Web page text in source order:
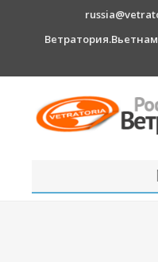
Ветратория.Вьетнам